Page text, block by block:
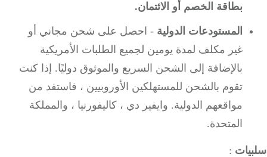
بطاقة الخصم أو الائتمان.
المستودعات الدولية- احصل على شحن مجاني أو
غير مكلف لمدة يومين لجميع الطلبات الأمريكية
بالإضافة إلى الشحن السريع والموثوق دوليًا.إذا كنت
تقوم بالشحن للمستهلكين الأوروبيين ، فاستفد من
مواقعهم الدولية.وايفير دي ، كاليفورنيا ، والمملكة
المتحدة.
: